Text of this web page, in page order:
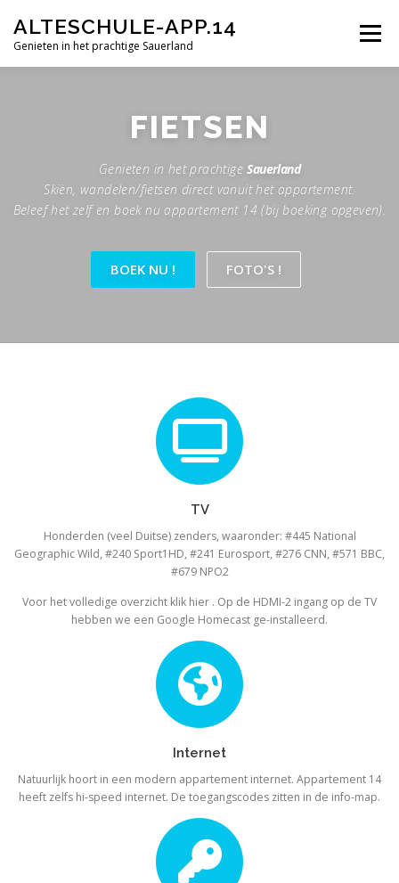
naarALTESCHULE-APP.14
Genieten in het prachtige Sauerland
Menu
FIETSEN
Genieten in het prachtigeSauerland
Skiën, wandelen/fietsen direct vanuit het appartement.
Beleef het zelf en boek nu appartement 14 (bij boeking opgeven).
BOEK NU ! FOTO'S !
TV
Honderden (veel Duitse) zenders, waaronder: #445 National
Geographic Wild, #240 Sport1HD, #241 Eurosport, #276 CNN, #571 BBC,
#679 NPO2
Voor het volledige overzicht klik hier . Op de HDMI-2 ingang op de TV
hebben we een Google Homecast ge-installeerd.
Internet
Natuurlijk hoort in een modern appartement internet. Appartement 14
heeft zelfs hi-speed internet. De toegangscodes zitten in de info-map.